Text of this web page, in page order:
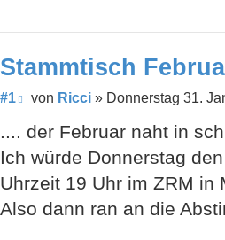
Stammtisch
#1 Beitrag
von Ricci» Donnerstag 31.
.... der Februar naht in
Ich würde Donnerstag
Uhrzeit 19 Uhr im ZRM in
Also dann ran an die